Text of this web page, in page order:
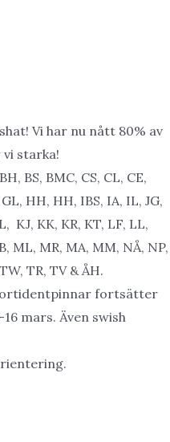
Vi har nu nått 80% av
starka!
BS, BMC, CS, CL, CE,
GL, HH, HH, IBS, IA, IL, JG,
KJ, KK, KR, KT, LF, LL,
ML, MR, MA, MM, NÅ, NP,
TR, TV & ÅH.
fortsätter
mars. Även swish